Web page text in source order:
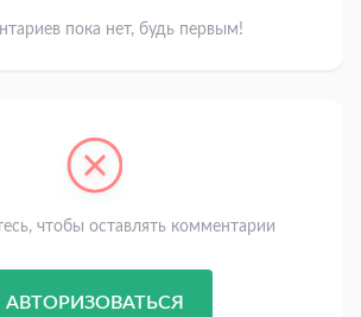
пока нет, будь первым!
чтобы оставлять комментарии
АВТОРИЗОВАТЬСЯ